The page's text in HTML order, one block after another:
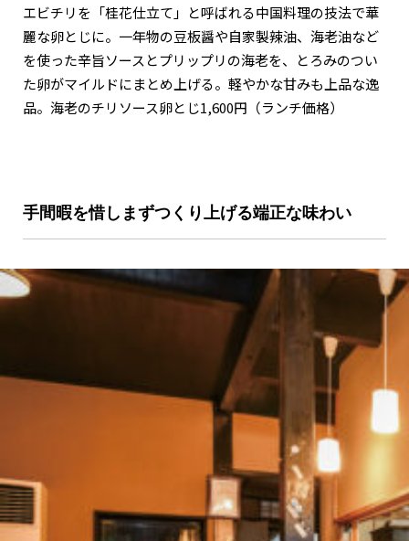
エビチリを「桂花仕立て」と呼ばれる中国料理の技法で華
麗な卵とじに。一年物の豆板醤や自家製辣油、海老油など
を使った辛旨ソースとプリップリの海老を、とろみのつい
た卵がマイルドにまとめ上げる。軽やかな甘みも上品な逸
品。海老のチリソース卵とじ1,600円（ランチ価格）
手間暇を惜しまずつくり上げる端正な味わい